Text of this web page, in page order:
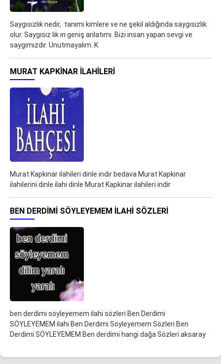
Saygısızlık nedir, tanımı kimlere ve ne şekil aldığında saygısızlık
olur. Saygısız lık ın geniş anlatımı. Bizi insan yapan sevgi ve
saygımızdır. Unutmayalım..K
MURAT KAPKINAR ILAHILERI
Murat Kapkinar ilahileri dinle indir bedava Murat Kapkinar
ilahilerini dinle ilahi dinle Murat Kapkinar ilahileri indir
BEN DERDIMI SÖYLEYEMEM ILAHI SÖZLERI
ben derdimi söyleyemem ilahi sözleri Ben Derdimi
SÖYLEYEMEM ilahi Ben Derdimi Söyleyemem Sözleri Ben
Derdimi SÖYLEYEMEM Ben derdimi hangi dağa Sözleri aksaray